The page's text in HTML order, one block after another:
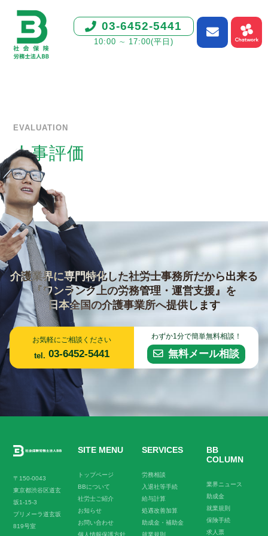
03-6452-5441
10:00 ∼ 17:00(平日)
EVALUATION
人事評価
介護業界に専門特化した社労士事務所だから出来る
『ワンランク上の労務管理・運営支援』を
日本全国の介護事業所へ提供します
お気軽にご相談ください
tel. 03-6452-5441
わずか1分で簡単無料相談！
無料メール相談
〒150-0043
東京都渋谷区道玄
坂1-15-3
プリメーラ道玄坂
819号室
SITE MENU
トップページ
BBについて
社労士ご紹介
お知らせ
お問い合わせ
個人情報保護方針
SERVICES
労務相談
入退社等手続
給与計算
処遇改善加算
助成金・補助金
就業規則
BB
COLUMN
業界ニュース
助成金
就業規則
保険手続
求人票